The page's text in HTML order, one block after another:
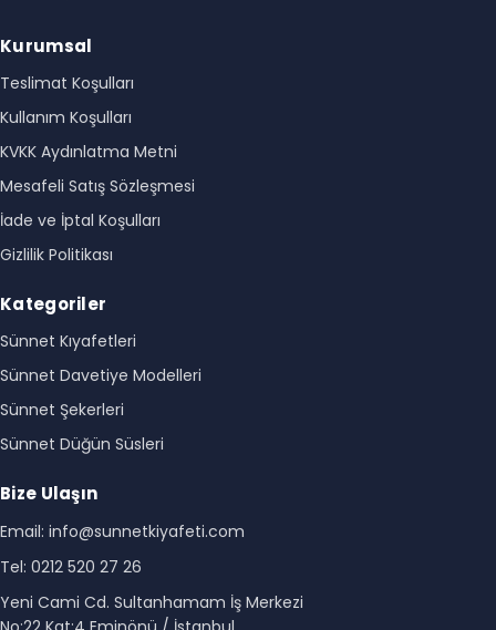
Kurumsal
Teslimat Koşulları
Kullanım Koşulları
KVKK Aydınlatma Metni
Mesafeli Satış Sözleşmesi
İade ve İptal Koşulları
Gizlilik Politikası
Kategoriler
Sünnet Kıyafetleri
Sünnet Davetiye Modelleri
Sünnet Şekerleri
Sünnet Düğün Süsleri
Bize Ulaşın
Email: info@sunnetkiyafeti.com
Tel: 0212 520 27 26
Yeni Cami Cd. Sultanhamam İş Merkezi